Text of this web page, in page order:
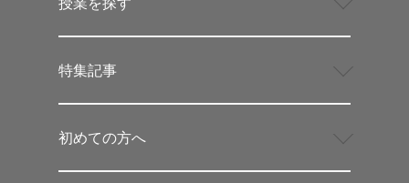
特集記事
初めての方へ